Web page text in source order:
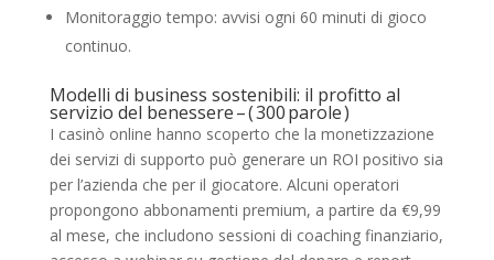
Monitoraggio tempo: avvisi ogni 60 minuti di gioco
continuo.
Modelli di business sostenibili: il profitto al
servizio del benessere – ( 300 parole )
I casinò online hanno scoperto che la monetizzazione
dei servizi di supporto può generare un ROI positivo sia
per l’azienda che per il giocatore. Alcuni operatori
propongono abbonamenti premium, a partire da €9,99
al mese, che includono sessioni di coaching finanziario,